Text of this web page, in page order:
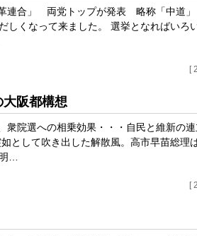
連合」 両党トップが発表 略称「中道」
しくなって来ました。 選挙となればいろ
[
阪都構想
衆院選への相乗効果・・・自民と維新の
として吹き出した解散風。高市早苗総理
…
[